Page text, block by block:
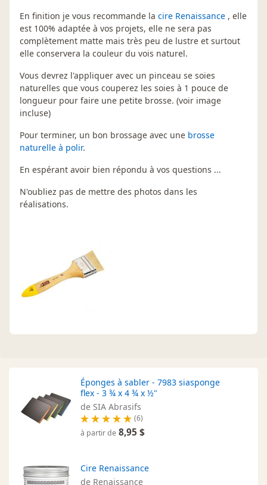
En finition je vous recommande la cire Renaissance , elle
est 100% adaptée à vos projets, elle ne sera pas
complètement matte mais très peu de lustre et surtout
elle conservera la couleur du vois naturel.
Vous devrez l'appliquer avec un pinceau se soies
naturelles que vous couperez les soies à 1 pouce de
longueur pour faire une petite brosse. (voir image
incluse)
Pour terminer, un bon brossage avec une brosse
naturelle à polir.
En espérant avoir bien répondu à vos questions ...
N'oubliez pas de mettre des photos dans les
réalisations.
Éponges à sabler - 7983 siasponge
flex - 3 ¾ x 4 ¾ x ½"
de SIA Abrasifs
(6)
à partir de 8,95 $
Cire Renaissance
de Renaissance